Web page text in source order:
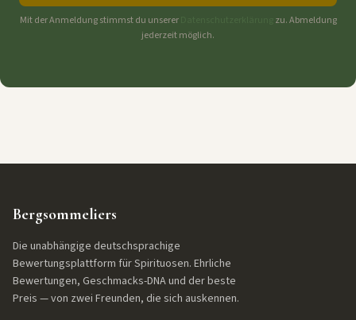
Mit der Anmeldung stimmst du unserer
zu. Abmeldung
jederzeit möglich.
Bergsommeliers
Die unabhängige deutschsprachige
Bewertungsplattform für Spirituosen. Ehrliche
Bewertungen, Geschmacks-DNA und der beste
Preis — von zwei Freunden, die sich auskennen.